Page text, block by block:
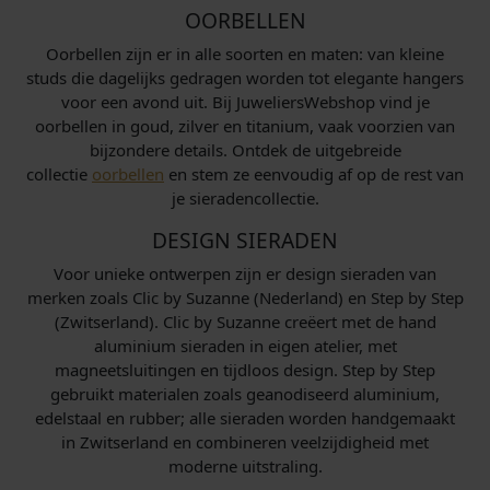
OORBELLEN
Oorbellen zijn er in alle soorten en maten: van kleine
studs die dagelijks gedragen worden tot elegante hangers
voor een avond uit. Bij JuweliersWebshop vind je
oorbellen in goud, zilver en titanium, vaak voorzien van
bijzondere details. Ontdek de uitgebreide
collectie oorbellen en stem ze eenvoudig af op de rest van
je sieradencollectie.
DESIGN SIERADEN
Voor unieke ontwerpen zijn er design sieraden van
merken zoals Clic by Suzanne (Nederland) en Step by Step
(Zwitserland). Clic by Suzanne creëert met de hand
aluminium sieraden in eigen atelier, met
magneetsluitingen en tijdloos design. Step by Step
gebruikt materialen zoals geanodiseerd aluminium,
edelstaal en rubber; alle sieraden worden handgemaakt
in Zwitserland en combineren veelzijdigheid met
moderne uitstraling.